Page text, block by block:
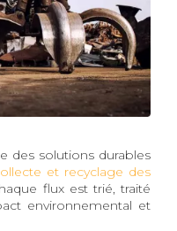
des solutions durables
et recyclage des
flux est trié, traité
environnemental et